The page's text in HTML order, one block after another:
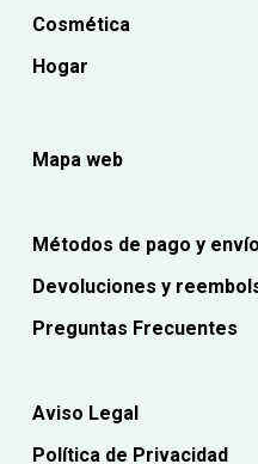
Cosmética
Hogar
Mapa web
Métodos de pago y envío
Devoluciones y
Preguntas Frecuentes
Aviso Legal
Política de Privacidad